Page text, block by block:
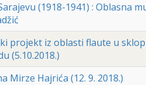
(1918-1941) : Oblasna
projekt iz oblasti flaute u
(5.10.2018.)
Mirze Hajrića (12. 9. 2018.)